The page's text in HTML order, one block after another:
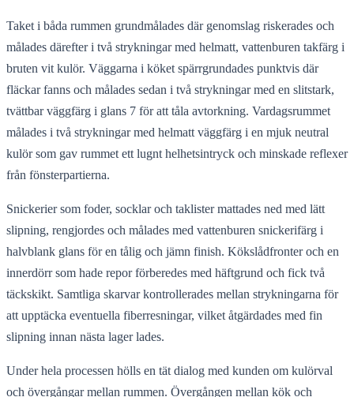
Taket i båda rummen grundmålades där genomslag riskerades och
målades därefter i två strykningar med helmatt, vattenburen takfärg i
bruten vit kulör. Väggarna i köket spärrgrundades punktvis där
fläckar fanns och målades sedan i två strykningar med en slitstark,
tvättbar väggfärg i glans 7 för att tåla avtorkning. Vardagsrummet
målades i två strykningar med helmatt väggfärg i en mjuk neutral
kulör som gav rummet ett lugnt helhetsintryck och minskade reflexer
från fönsterpartierna.
Snickerier som foder, socklar och taklister mattades ned med lätt
slipning, rengjordes och målades med vattenburen snickerifärg i
halvblank glans för en tålig och jämn finish. Kökslådfronter och en
innerdörr som hade repor förberedes med häftgrund och fick två
täckskikt. Samtliga skarvar kontrollerades mellan strykningarna för
att upptäcka eventuella fiberresningar, vilket åtgärdades med fin
slipning innan nästa lager lades.
Under hela processen hölls en tät dialog med kunden om kulörval
och övergångar mellan rummen. Övergången mellan kök och